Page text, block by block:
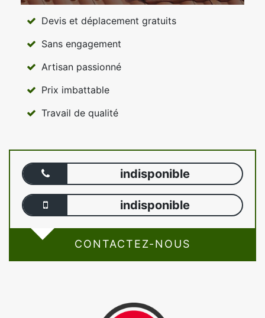
Devis et déplacement gratuits
Sans engagement
Artisan passionné
Prix imbattable
Travail de qualité
indisponible
indisponible
CONTACTEZ-NOUS